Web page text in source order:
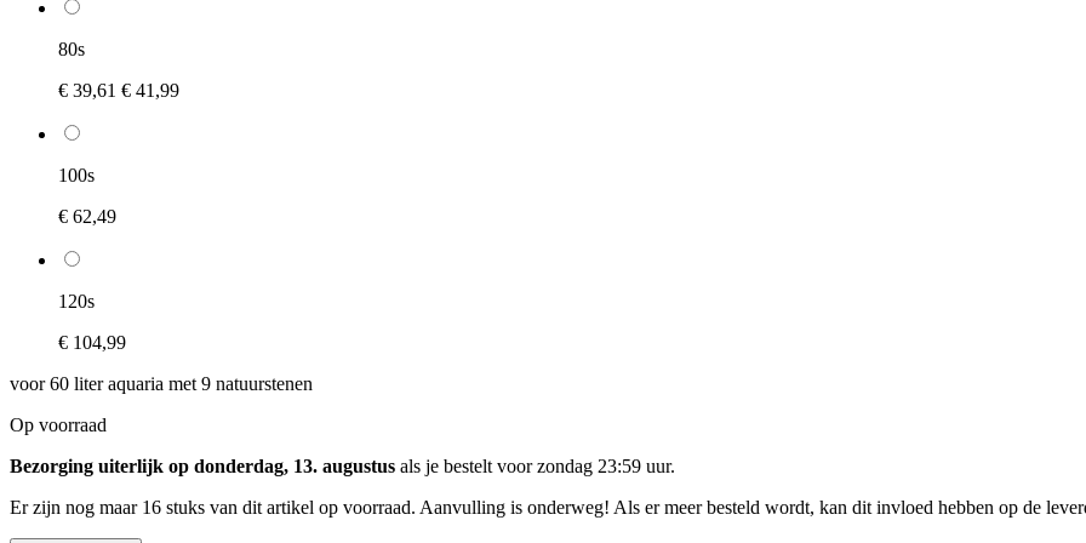
80s
€ 39,61 € 41,99
100s
€ 62,49
120s
€ 104,99
voor 60 liter aquaria met 9 natuurstenen
Op voorraad
Bezorging uiterlijk op donderdag, 13. augustus als je bestelt voorzondag 23:59 uur.
Er zijn nog maar 16 stuks van dit artikel op voorraad. Aanvulling is onderweg! Als er meer besteld wordt, kan dit invloed hebben op de